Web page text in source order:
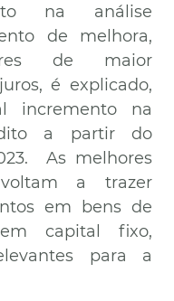
na análise
de melhora,
de maior
é explicado,
incremento na
a partir do
As melhores
voltam a trazer
em bens de
capital fixo,
para a